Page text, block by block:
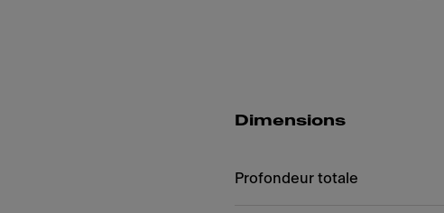
Dimensions
Profondeur totale